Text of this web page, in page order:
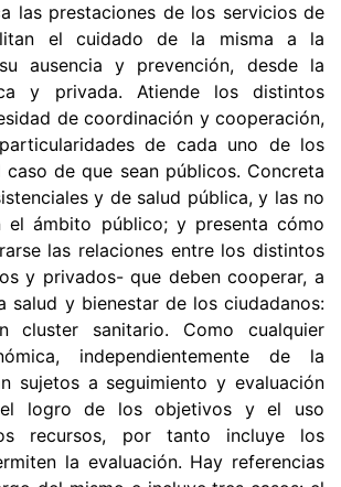
las prestaciones de los servicios de
el cuidado de la misma a la
ausencia y prevención, desde la
y privada. Atiende los distintos
de coordinación y cooperación,
de cada uno de los
caso de que sean públicos. Concreta
y de salud pública, y las no
el ámbito público; y presenta cómo
las relaciones entre los distintos
y privados- que deben cooperar, a
salud y bienestar de los ciudadanos:
cluster sanitario. Como cualquier
independientemente de la
sujetos a seguimiento y evaluación
logro de los objetivos y el uso
recursos, por tanto incluye los
la evaluación. Hay referencias